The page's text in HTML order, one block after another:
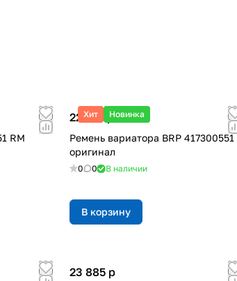
RM
Хит Новинка
22 100 p
Ремень вариатора BRP 417300551
оригинал
0 0 В наличии
В корзину
23 885 p